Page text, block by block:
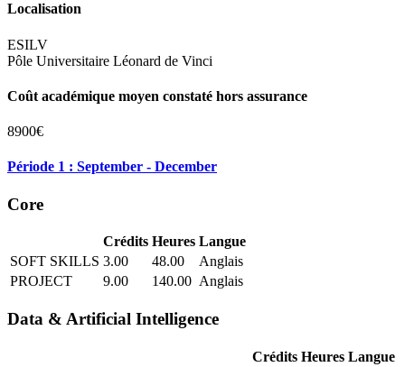
Localisation
ESILV
Pôle Universitaire Léonard de Vinci
Coût académique moyen constaté hors assurance
8900€
Période 1 : September - December
Core
Crédits Heures Langue
SOFT SKILLS 3.00 48.00
Anglais
PROJECT
9.00 140.00 Anglais
Data & Artificial Intelligence
Crédits Heures Langue